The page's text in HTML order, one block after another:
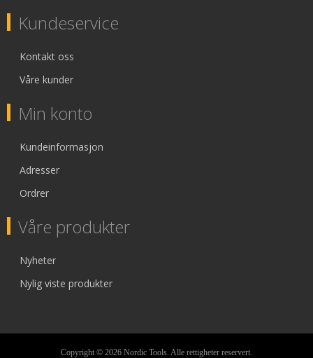
Kundeservice
Kontakt oss
Våre kunder
Min konto
Kundeinformasjon
Adresser
Ordrer
Våre produkter
Nyheter
Nylig viste produkter
Copyright © 2026 Nordic Tools. Alle rettigheter reservert.